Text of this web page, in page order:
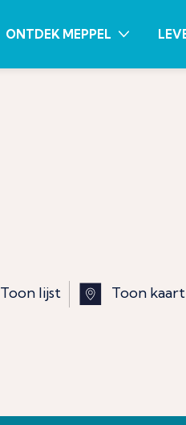
ONTDEK MEPPEL
Toon lijst Toon kaart